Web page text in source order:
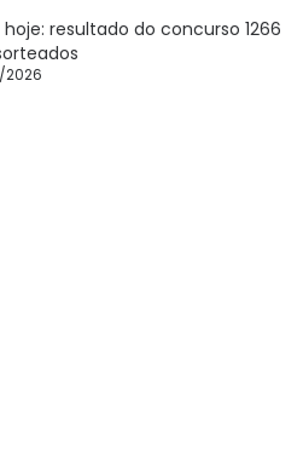
resultado do concurso 1266